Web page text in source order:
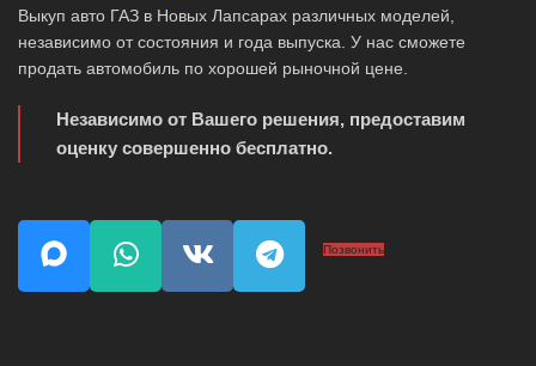
Выкуп авто ГАЗ в Новых Лапсарах различных моделей,
независимо от состояния и года выпуска. У нас сможете
продать автомобиль по хорошей рыночной цене.
Независимо от Вашего решения, предоставим
оценку совершенно бесплатно.
Позвонить